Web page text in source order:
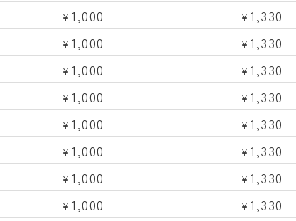
¥1,000 ¥1,330
¥1,000 ¥1,330
¥1,000 ¥1,330
¥1,000 ¥1,330
¥1,000 ¥1,330
¥1,000 ¥1,330
¥1,000 ¥1,330
¥1,000 ¥1,330